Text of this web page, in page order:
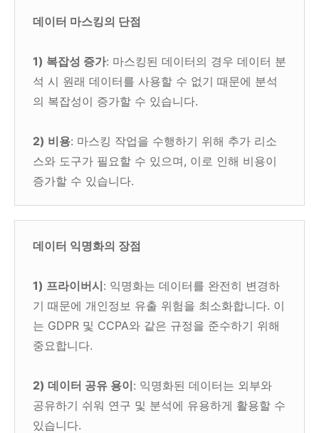
데이터 마스킹의 단점
1) 복잡성 증가: 마스킹된 데이터의 경우 데이터 분
석 시 원래 데이터를 사용할 수 없기 때문에 분석
의 복잡성이 증가할 수 있습니다.
2) 비용: 마스킹 작업을 수행하기 위해 추가 리소
스와 도구가 필요할 수 있으며, 이로 인해 비용이
증가할 수 있습니다.
데이터 익명화의 장점
1) 프라이버시: 익명화는 데이터를 완전히 변경하
기 때문에 개인정보 유출 위험을 최소화합니다. 이
는 GDPR 및 CCPA와 같은 규정을 준수하기 위해
중요합니다.
2) 데이터 공유 용이: 익명화된 데이터는 외부와
공유하기 쉬워 연구 및 분석에 유용하게 활용할 수
있습니다.